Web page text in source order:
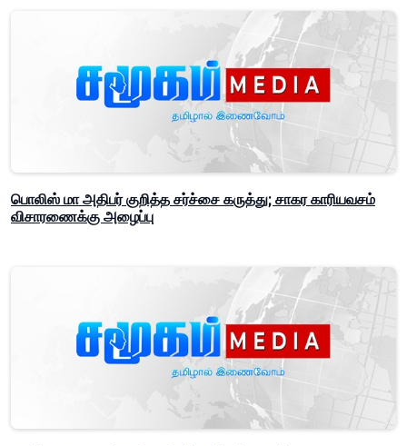
பொலிஸ் மா அதிபர் குறித்த சர்ச்சை கருத்து; சாகர காரியவசம்
விசாரணைக்கு அழைப்பு